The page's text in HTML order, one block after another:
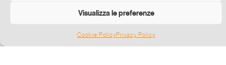
Visualizza le preferenze
Cookie PolicyPrivacy Policy